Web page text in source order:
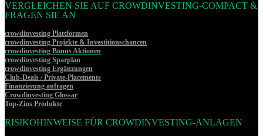
VERGLEICHEN SIE AUF CROWDINVESTING-COMPACT &
FRAGEN SIE AN
crowdinvesting Plattformen
crowdinvesting Projekte & Investitionschancen
crowdinvesting Bonus Aktionen
crowdinvesting Sparplan
crowdinvesting Ergänzungen
Club-Deals / Private-Placements
Finanzierung anfragen
Crowdinvesting Glossar
Top-Zins Produkte
RISIKOHINWEISE FÜR CROWDINVESTING-ANLAGEN